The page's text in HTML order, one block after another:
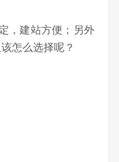
，建站方便；另外
怎么选择呢？